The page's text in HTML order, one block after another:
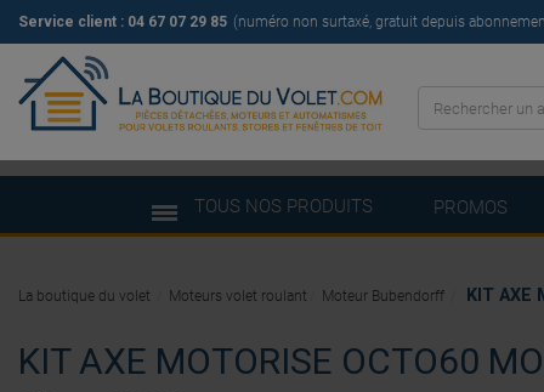
Service client : 04 67 07 29 85 (numéro non surtaxé, gratuit depuis
TOUS NOS PRODUITS PROMOS
KIT AXE MOTORISE OCTO60
La boutique du volet Moteurs volet roulant Moteur Bubendorff KIT AXE